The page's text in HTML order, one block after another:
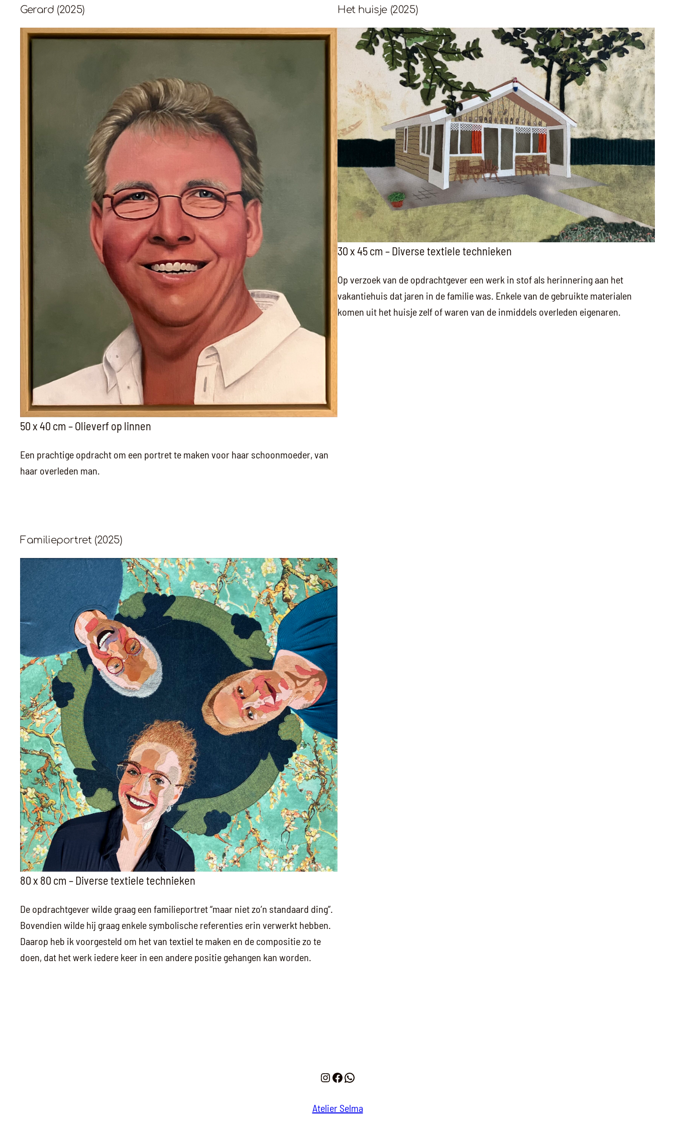
Gerard (2025)
50 x 40 cm – Olieverf op linnen
Een prachtige opdracht om een portret te maken voor haar schoonmoeder, van
haar overleden man.
Het huisje (2025)
30 x 45 cm – Diverse textiele technieken
Op verzoek van de opdrachtgever een werk in stof als herinnering aan het
vakantiehuis dat jaren in de familie was. Enkele van de gebruikte materialen
komen uit het huisje zelf of waren van de inmiddels overleden eigenaren.
Familieportret (2025)
80 x 80 cm – Diverse textiele technieken
De opdrachtgever wilde graag een familieportret “maar niet zo’n standaard ding”.
Bovendien wilde hij graag enkele symbolische referenties erin verwerkt hebben.
Daarop heb ik voorgesteld om het van textiel te maken en de compositie zo te
doen, dat het werk iedere keer in een andere positie gehangen kan worden.
Instagram
Facebook
WhatsApp
Atelier Selma